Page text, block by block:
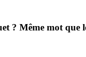
? Même mot